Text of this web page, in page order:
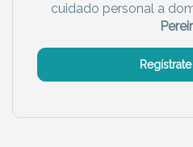
Chico
Más servicio del dudú
cuidado personal a